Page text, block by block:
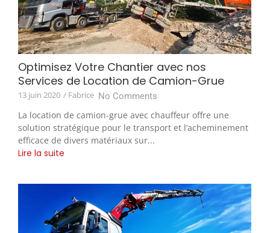
Optimisez Votre Chantier avec nos
Services de Location de Camion-Grue
13 juin 2020 / Fabrice No Comments
La location de camion-grue avec chauffeur offre une
solution stratégique pour le transport et l’acheminement
efficace de divers matériaux sur...
Lire la suite